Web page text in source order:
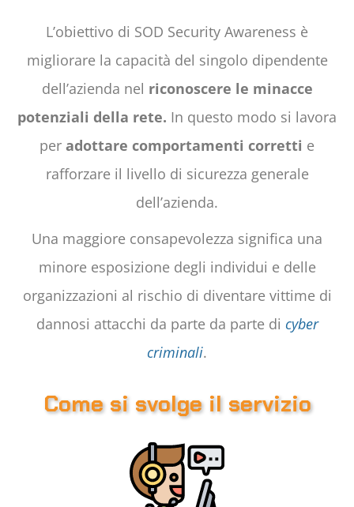
L’obiettivo di SOD Security Awareness è
migliorare la capacità del singolo dipendente
dell’azienda nel riconoscere le minacce
potenziali della rete. In questo modo si lavora
per adottare comportamenti corretti e
rafforzare il livello di sicurezza generale
dell’azienda.
Una maggiore consapevolezza significa una
minore esposizione degli individui e delle
organizzazioni al rischio di diventare vittime di
dannosi attacchi da parte da parte di cyber
criminali.
Come si svolge il servizio